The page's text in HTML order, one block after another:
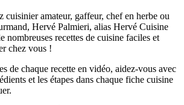
cuisinier amateur, gaffeur, chef en herbe ou
Hervé Palmieri, alias Hervé Cuisine
nombreuses recettes de cuisine faciles et
chez vous !
de chaque recette en vidéo, aidez-vous avec
et les étapes dans chaque fiche cuisine